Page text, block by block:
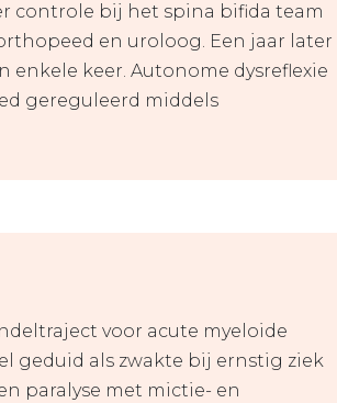
controle bij het spina bifida team
en uroloog. Een jaar later
keer. Autonome dysreflexie
gereguleerd middels
voor acute myeloide
geduid als zwakte bij ernstig ziek
paralyse met mictie- en